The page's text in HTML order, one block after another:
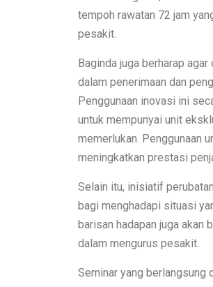
tempoh rawatan 72 jam
pesakit.
Baginda juga berharap
dalam penerimaan dan
Penggunaan inovasi ini
untuk mempunyai unit
memerlukan. Penggunaan
meningkatkan prestasi
Selain itu, inisiatif
bagi menghadapi situasi
barisan hadapan juga
dalam mengurus pesakit.
Seminar yang berlangsung